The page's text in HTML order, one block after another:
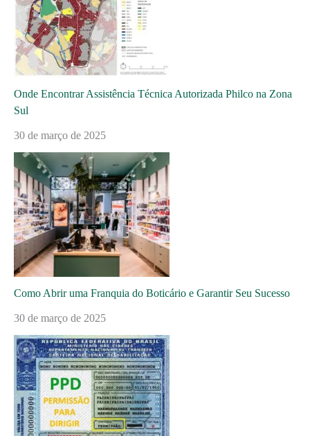
Onde Encontrar Assistência Técnica Autorizada Philco na Zona
Sul
30 de março de 2025
Como Abrir uma Franquia do Boticário e Garantir Seu Sucesso
30 de março de 2025